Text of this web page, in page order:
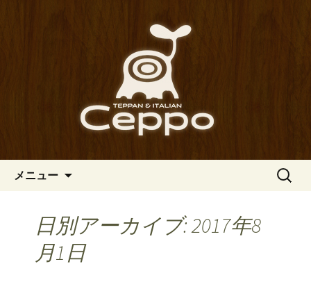
南船場・心斎橋のイタリアン
「Ceppo（チェッポ）」の公式
イタリアン「Ceppo（チェッポ）」。
さまざまなパスタや讃岐オリーブ牛の
ステーキのほか、バルメニューも豊富
にご用意。デートにも一人飲みのお客
様にもぴったりです。
メニュー
検
日別アーカイブ: 2017年8
月1日